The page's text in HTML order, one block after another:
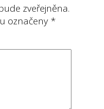
zveřejněna.
označeny *